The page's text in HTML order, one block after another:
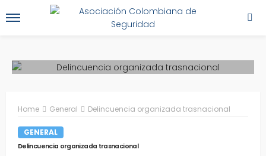
Home General Delincuencia organizada trasnacional
GENERAL
Delincuencia organizada trasnacional